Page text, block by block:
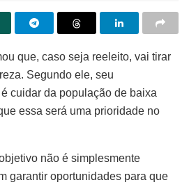
que, caso seja reeleito, vai tirar
Segundo ele, seu
cuidar da população de baixa
essa será uma prioridade no
não é simplesmente
garantir oportunidades para que